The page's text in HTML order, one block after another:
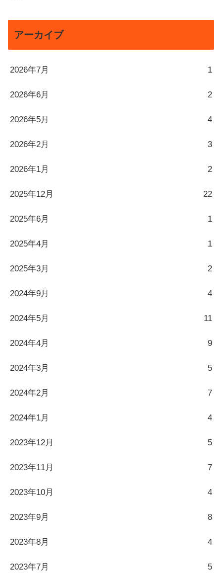
アーカイブ
2026年7月 1
2026年6月 2
2026年5月 4
2026年2月 3
2026年1月 2
2025年12月 22
2025年6月 1
2025年4月 1
2025年3月 2
2024年9月 4
2024年5月 11
2024年4月 9
2024年3月 5
2024年2月 7
2024年1月 4
2023年12月 5
2023年11月 7
2023年10月 4
2023年9月 8
2023年8月 4
2023年7月 5